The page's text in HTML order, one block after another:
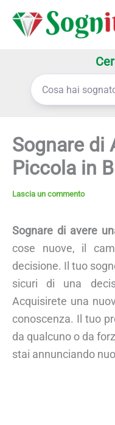
Sognare di
Piccola in
Lascia un commento
Sognare di avere
cose nuove, il
decisione. Il tuo
sicuri di una
Acquisirete una
conoscenza. Il tuo
da qualcuno o da
stai annunciando